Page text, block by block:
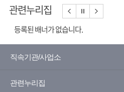
관련누리집
등록된 배너가 없습니다.
직속기관/사업소
관련누리집